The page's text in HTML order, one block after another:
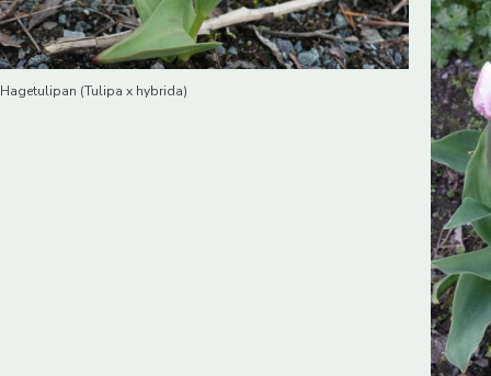
Hagetulipan (Tulipa x hybrida)